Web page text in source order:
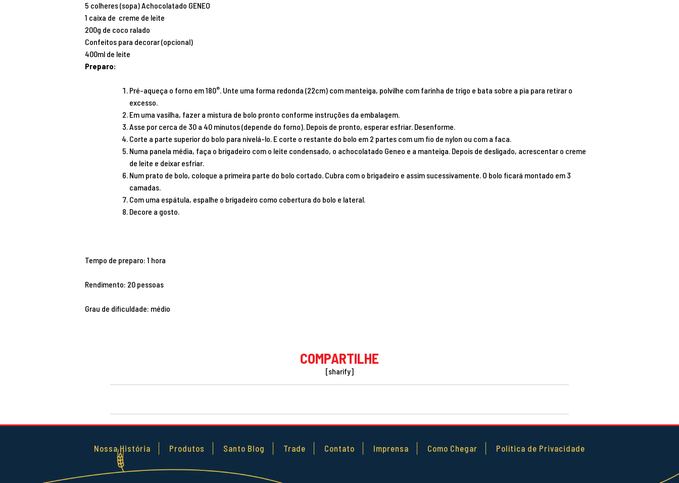
5 colheres (sopa) Achocolatado GENEO
1 caixa de creme de leite
200g de coco ralado
Confeitos para decorar (opcional)
400ml de leite
Preparo:
Pré-aqueça o forno em 180°. Unte uma forma redonda (22cm) com manteiga, polvilhe com farinha de trigo e bata sobre a pia para retirar o
excesso.
Em uma vasilha, fazer a mistura de bolo pronto conforme instruções da embalagem.
Asse por cerca de 30 a 40 minutos (depende do forno). Depois de pronto, esperar esfriar. Desenforme.
Corte a parte superior do bolo para nivelá-lo. E corte o restante do bolo em 2 partes com um fio de nylon ou com a faca.
Numa panela média, faça o brigadeiro com o leite condensado, o achocolatado Geneo e a manteiga. Depois de desligado, acrescentar o creme
de leite e deixar esfriar.
Num prato de bolo, coloque a primeira parte do bolo cortado. Cubra com o brigadeiro e assim sucessivamente. O bolo ficará montado em 3
camadas.
Com uma espátula, espalhe o brigadeiro como cobertura do bolo e lateral.
Decore a gosto.
Tempo de preparo: 1 hora
Rendimento: 20 pessoas
Grau de dificuldade: médio
COMPARTILHE
[sharify]
Nossa História Produtos Santo Blog Trade Contato Imprensa Como Chegar Política de Privacidade